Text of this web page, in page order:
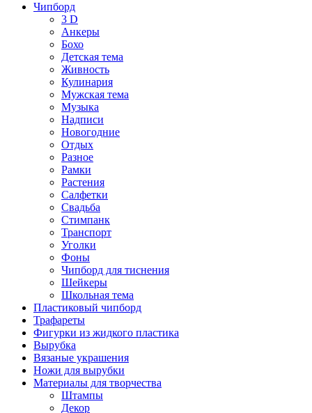
Чипборд
3 D
Анкеры
Бохо
Детская тема
Живность
Кулинария
Мужская тема
Музыка
Надписи
Новогодние
Отдых
Разное
Рамки
Растения
Салфетки
Свадьба
Стимпанк
Транспорт
Уголки
Фоны
Чипборд для тиснения
Шейкеры
Школьная тема
Пластиковый чипборд
Трафареты
Фигурки из жидкого пластика
Вырубка
Вязаные украшения
Ножи для вырубки
Материалы для творчества
Штампы
Декор